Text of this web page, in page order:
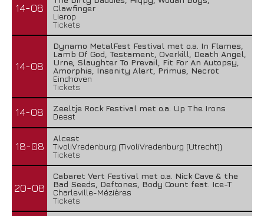
14-08
Clawfinger
Lierop
Tickets
14-08
Dynamo MetalFest Festival met o.a. In Flames,
Lamb Of God, Testament, Overkill, Death Angel,
Urne, Slaughter To Prevail, Fit For An Autopsy,
Amorphis, Insanity Alert, Primus, Necrot
Eindhoven
Tickets
14-08
Zeeltje Rock Festival met o.a. Up The Irons
Deest
18-08
Alcest
TivoliVredenburg (TivoliVredenburg (Utrecht))
Tickets
20-08
Cabaret Vert Festival met o.a. Nick Cave & the
Bad Seeds, Deftones, Body Count feat. Ice-T
Charleville-Mézières
Tickets